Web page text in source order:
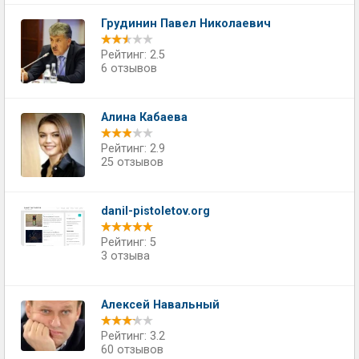
Грудинин Павел Николаевич
Рейтинг: 2.5
6 отзывов
Алина Кабаева
Рейтинг: 2.9
25 отзывов
danil-pistoletov.org
Рейтинг: 5
3 отзыва
Алексей Навальный
Рейтинг: 3.2
60 отзывов